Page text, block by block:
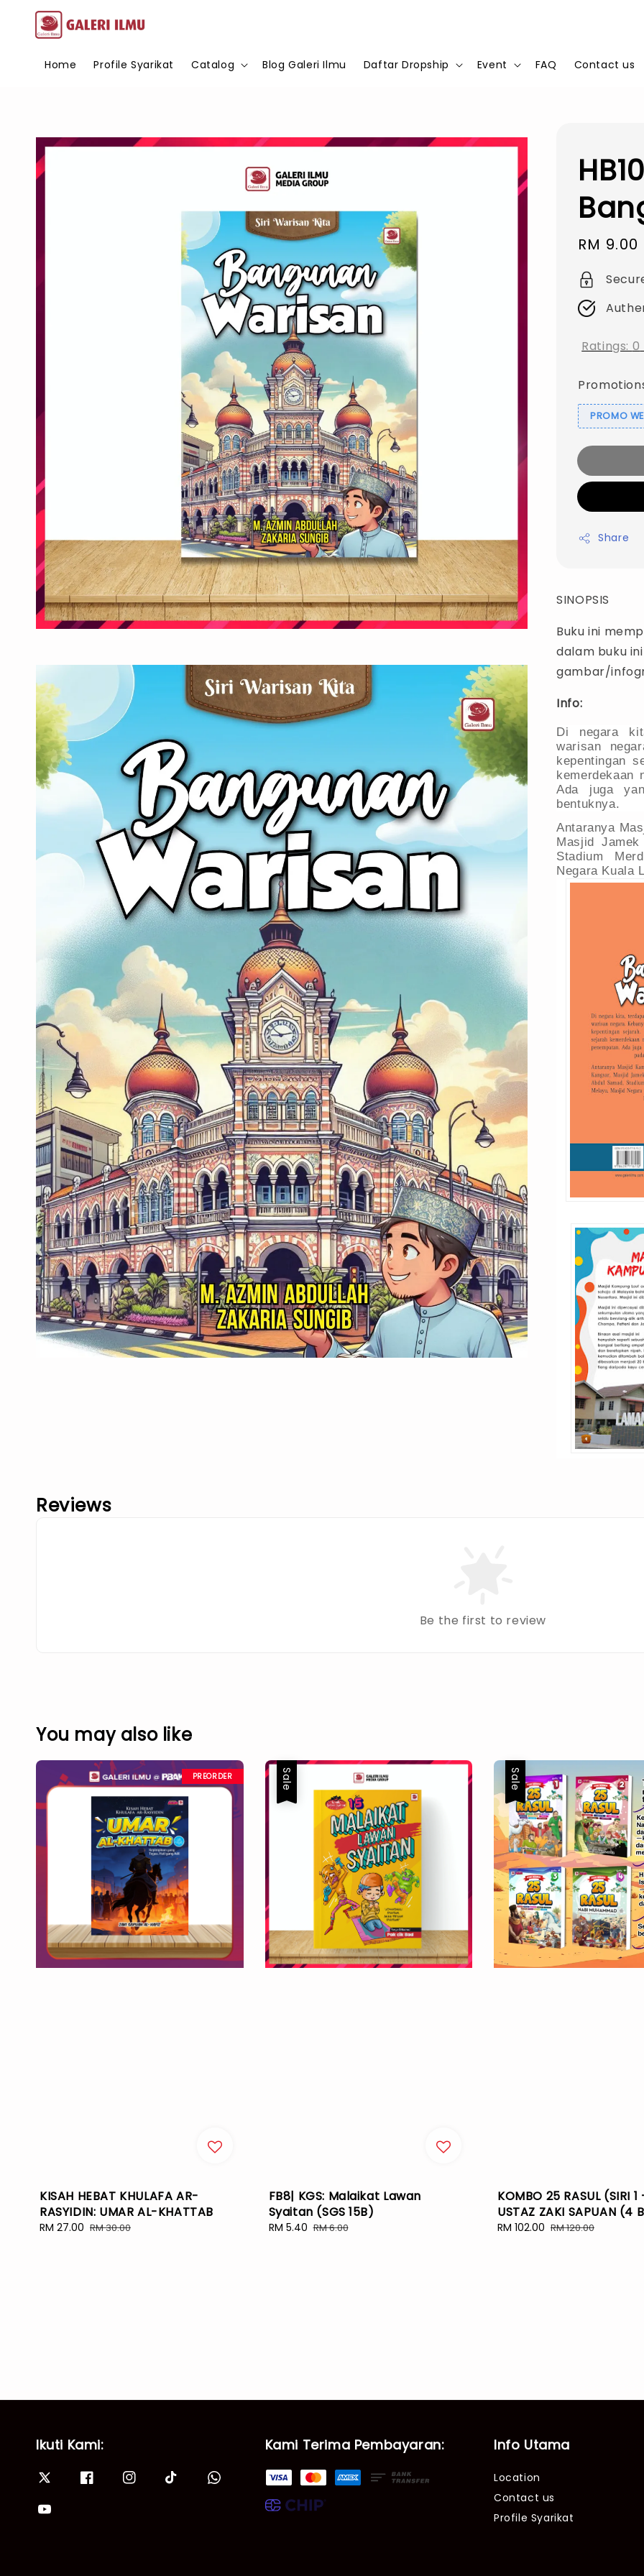
Home Profile Syarikat Catalog Blog Galeri Ilmu Daftar Dropship Event FAQ Contact us
Sale
price
RM 9.00
Ratings: 0
PROMO
Share
SINOPSIS
Buku ini
dalam buku
gambar/
Info:
Di negara
warisan
kepentingan
kemerdekaan
Ada juga
bentuknya.
Antaranya
Masjid
Stadium
Negara Kuala
Reviews
Be the first to review
You may also like
PREORDER
KISAH HEBAT KHULAFA AR-
RASYIDIN: UMAR AL-KHATTAB
Sale
RM 27.00 Regular
RM 30.00
Sale
FB8| KGS: Malaikat Lawan
Syaitan (SGS 15B)
Sale
RM 5.40 Regular
RM 6.00
Sale
KOMBO 25 RASUL (SIRI
USTAZ ZAKI SAPUAN (4
Sale
RM 102.00 Regular
RM 120.00
Ikuti Kami: Kami Terima Pembayaran: Info Utama
Location
Contact us
Profile Syarikat